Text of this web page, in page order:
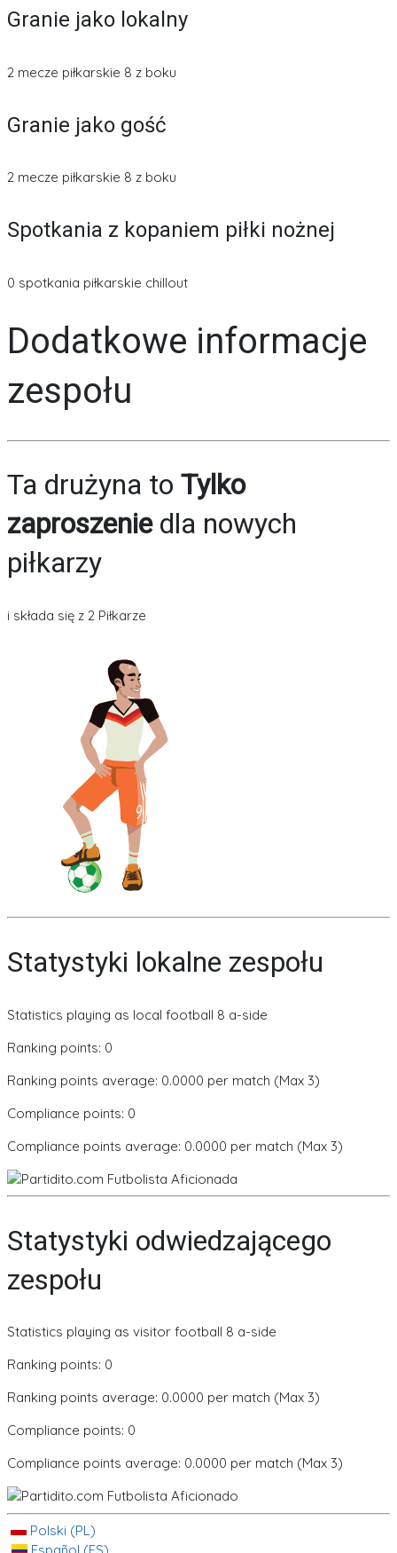
Granie jako lokalny
2 mecze piłkarskie 8 z boku
Granie jako gość
2 mecze piłkarskie 8 z boku
Spotkania z kopaniem piłki nożnej
0 spotkania piłkarskie chillout
Dodatkowe informacje
zespołu
Ta drużyna to Tylko
zaproszeniedla nowych
piłkarzy
i składa się z 2 Piłkarze
Statystyki lokalne zespołu
Statistics playing as local football 8 a-side
Ranking points: 0
Ranking points average: 0.0000 per match (Max 3)
Compliance points: 0
Compliance points average: 0.0000 per match (Max 3)
Statystyki odwiedzającego
zespołu
Statistics playing as visitor football 8 a-side
Ranking points: 0
Ranking points average: 0.0000 per match (Max 3)
Compliance points: 0
Compliance points average: 0.0000 per match (Max 3)
Polski (PL)